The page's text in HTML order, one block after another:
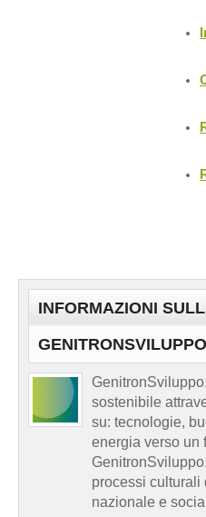
INFORMAZIONI
sostenibile
su: tecnologie,
energia verso
processi
nazionale e